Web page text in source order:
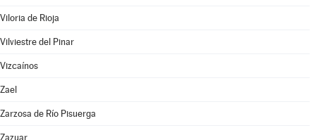
Viloria de Rioja
Vilviestre del Pinar
Vizcaínos
Zael
Zarzosa de Río Pisuerga
Zazuar